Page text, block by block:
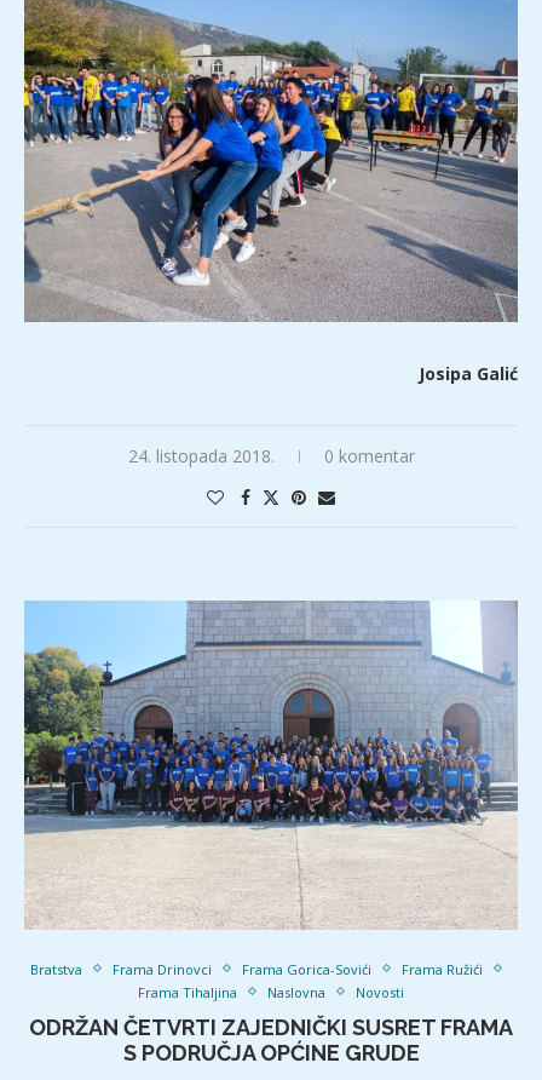
Josipa Galić
24. listopada 2018. 0 komentar
Bratstva Frama Drinovci Frama Gorica-Sovići
Frama Ružići
Frama Tihaljina
Naslovna Novosti
ODRŽAN ČETVRTI ZAJEDNIČKI SUSRET FRAMA
S PODRUČJA OPĆINE GRUDE